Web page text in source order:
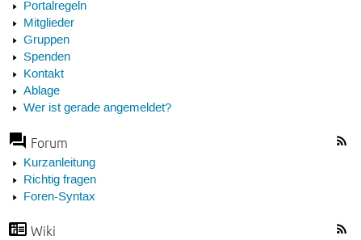
Portalregeln
Mitglieder
Gruppen
Spenden
Kontakt
Ablage
Wer ist gerade angemeldet?
Forum
Kurzanleitung
Richtig fragen
Foren-Syntax
Wiki